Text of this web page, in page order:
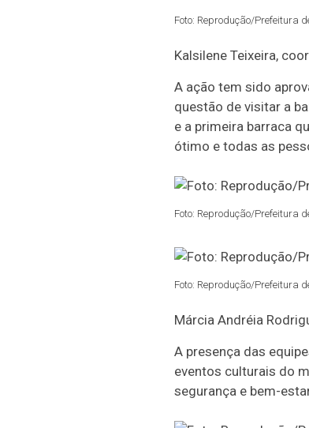
Foto: Reprodução/Prefeitura
Kalsilene Teixeira,
A ação tem sido
questão de visitar a
e a primeira barraca
ótimo e todas as
Foto: Reprodução/Prefeitura
Foto: Reprodução/Prefeitura
Márcia Andréia
A presença das
eventos culturais do
segurança e bem-